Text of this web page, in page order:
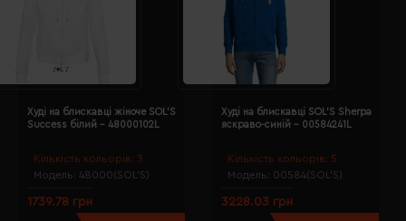
Кількість кольорів: 3
Модель: 48000(SOL’S)
Худі на блискавці жіноче SOL'S
Success білий - 48000102L
1739.78 грн
Кількість кольорів: 5
Модель: 00584(SOL’S)
Худі на блискавці SOL'S Sherpa
яскраво-синій - 00584241L
3228.03 грн